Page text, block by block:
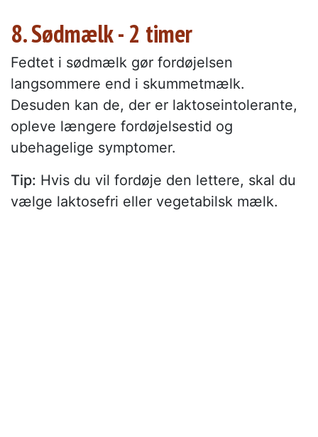
8. Sødmælk - 2 timer
Fedtet i sødmælk gør fordøjelsen
langsommere end i skummetmælk.
Desuden kan de, der er laktoseintolerante,
opleve længere fordøjelsestid og
ubehagelige symptomer.
Tip: Hvis du vil fordøje den lettere, skal du
vælge laktosefri eller vegetabilsk mælk.